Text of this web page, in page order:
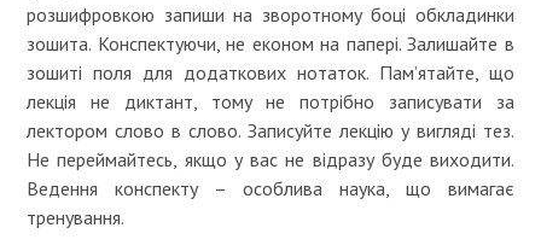
розшифровкою запиши на зворотному боці обкладинки
зошита. Конспектуючи, не економ на папері. Залишайте в
зошиті поля для додаткових нотаток. Пам’ятайте, що
лекція не диктант, тому не потрібно записувати за
лектором слово в слово. Записуйте лекцію у вигляді тез.
Не переймайтесь, якщо у вас не відразу буде виходити.
Ведення конспекту – особлива наука, що вимагає
тренування.